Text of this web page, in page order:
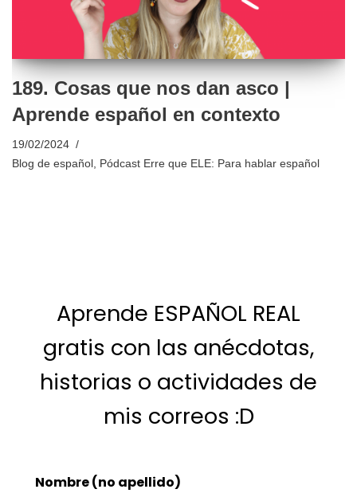
189. Cosas que nos dan asco |
Aprende español en contexto
19/02/2024
Blog de español , Pódcast Erre que ELE: Para hablar español
Aprende ESPAÑOL REAL
gratis con las anécdotas,
historias o actividades de
mis correos :D
Nombre (no apellido)